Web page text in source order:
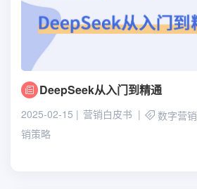
DeepSeek从入门到精通
2025-02-15 营销白皮书 数字营销
销策略